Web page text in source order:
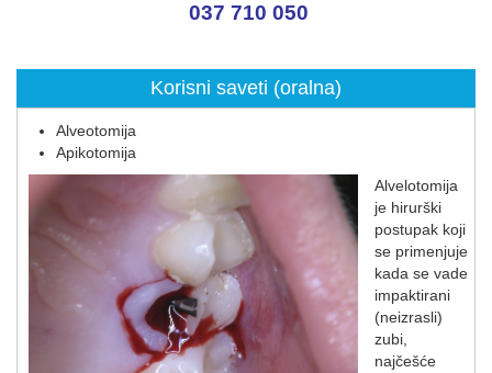
037 710 050
Korisni saveti (oralna)
Alveotomija
Apikotomija
Alvelotomija
je hirurški
postupak koji
se primenjuje
kada se vade
impaktirani
(neizrasli)
zubi,
najčešće